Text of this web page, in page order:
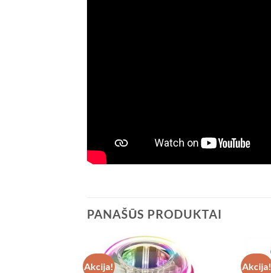
PANAŠŪS PRODUKTAI
Akcija! Akcija!